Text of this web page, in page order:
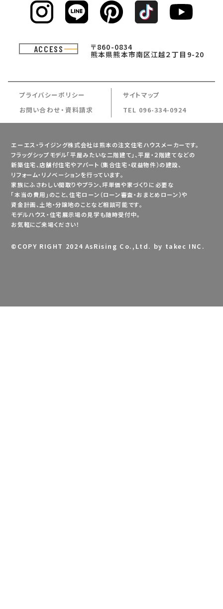
ACCESS 〒860-0834
熊本県熊本市南区江越２丁目9-20
プライバシーポリシー
サイトマップ
お問い合わせ・資料請求
TEL 096-334-0924
エーエス・ライジング株式会社は熊本の注文住宅ハウスメーカーです。
フラッグシップモデル「平屋みたいな二階建て」、平屋・２階建てなどの
新築住宅、店舗付住宅やアパート（集合住宅・収益物件）の建設、
リフォーム・リノベーションを行っています。
家族にふさわしい間取りやプラン、坪単価や家づくりに必要な
「本当の費用」のこと、住宅ローン（ローン審査・おまとめローン）や
資金計画、土地・分譲地のことなど相談可能です。
モデルハウス・住宅展示場の見学も随時受付中。
お気軽にご来場ください！
© COPY RIGHT 2024 AsRising Co.,Ltd. by takec INC.